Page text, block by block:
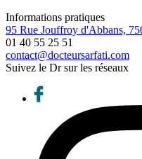
Informations pratiques
95 Rue Jouffroy d'Abbans,
01 40 55 25 51
contact@docteursarfati.com
Suivez le Dr sur les réseaux